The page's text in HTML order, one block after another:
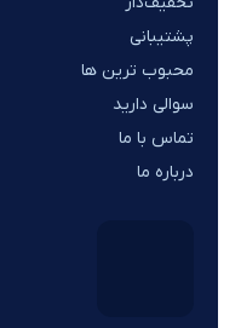
پشتیبانی
محبوب ترین ها
سوالی دارید
تماس با ما
درباره ما